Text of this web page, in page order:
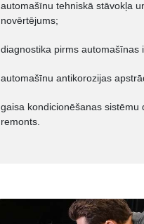
automašīnu tehniskā stāvokļa
novērtējums;
diagnostika pirms automašīnas
automašīnu antikorozijas
gaisa kondicionēšanas sistēmu
remonts.